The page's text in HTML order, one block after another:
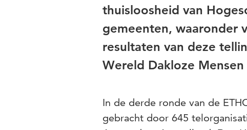
thuisloosheid van
gemeenten, waaronder
resultaten van deze
Wereld Dakloze
In de derde ronde van de
gebracht door 645